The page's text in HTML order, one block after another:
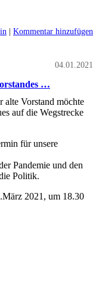
| Kommentar hinzufügen
04.01.2021
…
Vorstand möchte
auf die Wegstrecke
für unsere
Pandemie und den
Politik.
2021, um 18.30